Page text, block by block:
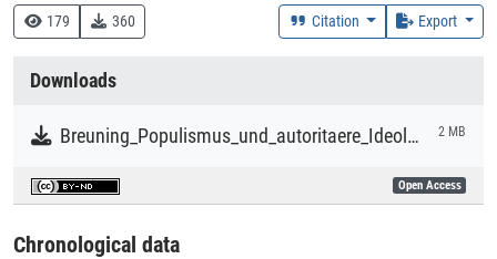
179 360 Citation Export
Downloads
Breuning_Populismus_und_autoritaere_Ideologie.pdf 2 MB
Open Access
Chronological data
320 :: Politikwissenschaft
Creation Context
Collections
Literaturpublikationen